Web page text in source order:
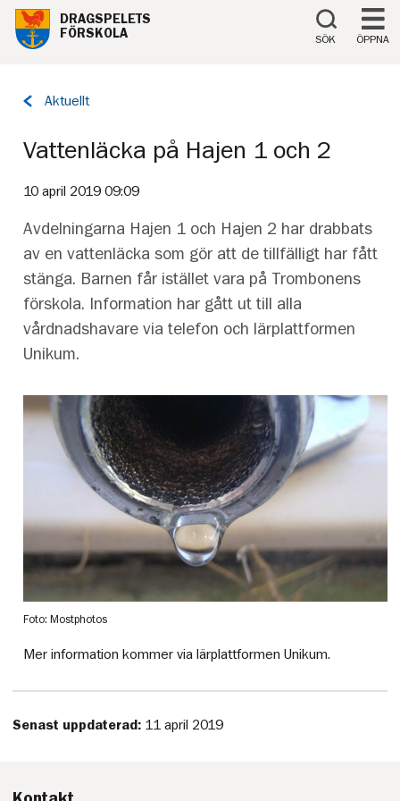
Till innehåll på sidan
DRAGSPELETS
FÖRSKOLA
SÖK ÖPPNA
Tillbaka
Aktuellt
Vattenläcka på Hajen 1 och 2
10 april 2019 09:09
Avdelningarna Hajen 1 och Hajen 2 har drabbats
av en vattenläcka som gör att de tillfälligt har fått
stänga. Barnen får istället vara på Trombonens
förskola. Information har gått ut till alla
vårdnadshavare via telefon och lärplattformen
Unikum.
Foto: Mostphotos
Mer information kommer via lärplattformen Unikum.
Senast uppdaterad: 11 april 2019